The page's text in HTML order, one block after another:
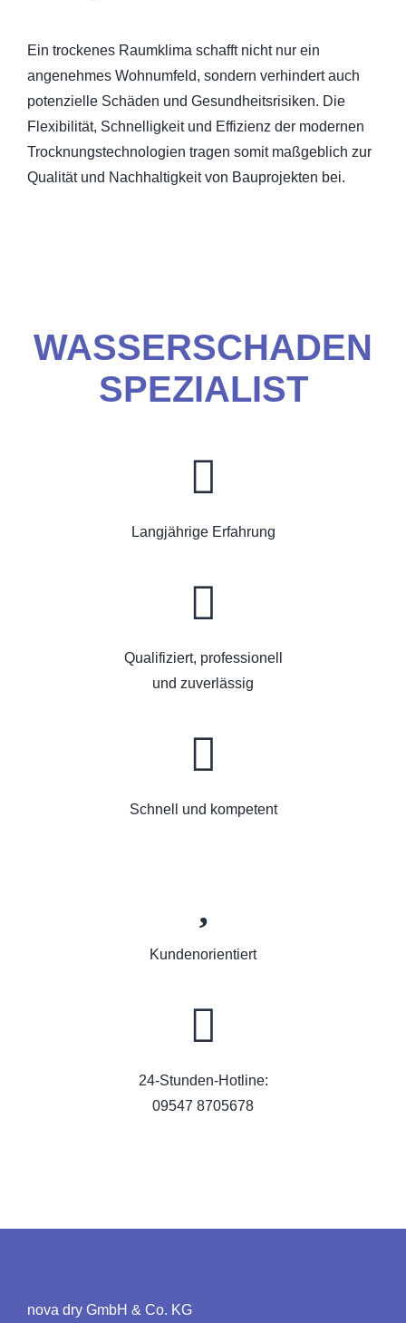
Ein trockenes Raumklima schafft nicht nur ein
angenehmes Wohnumfeld, sondern verhindert auch
potenzielle Schäden und Gesundheitsrisiken. Die
Flexibilität, Schnelligkeit und Effizienz der modernen
Trocknungstechnologien tragen somit maßgeblich zur
Qualität und Nachhaltigkeit von Bauprojekten bei.
WASSERSCHADEN
SPEZIALIST
Langjährige Erfahrung
Qualifiziert, professionell
und zuverlässig
Schnell und kompetent
Kundenorientiert
24-Stunden-Hotline:
09547 8705678
nova dry GmbH & Co. KG